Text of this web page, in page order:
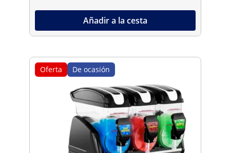
Añadir a la cesta
Oferta De ocasión